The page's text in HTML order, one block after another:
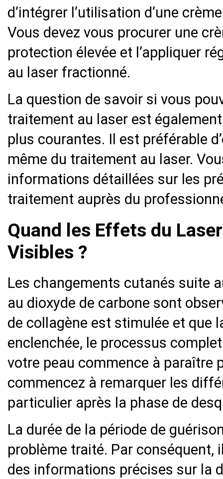
d’intégrer l’utilisation d’une
Vous devez vous procurer une
protection élevée et l’appliquer
au laser fractionné.
La question de savoir si vous
traitement au laser est
plus courantes. Il est préférable
même du traitement au laser.
informations détaillées sur les
traitement auprès du
Quand les Effets du
Visibles ?
Les changements cutanés suite
au dioxyde de carbone sont
de collagène est stimulée et que
enclenchée, le processus
votre peau commence à paraître
commencez à remarquer les
particulier après la phase de
La durée de la période de
problème traité. Par conséquent,
des informations précises sur la